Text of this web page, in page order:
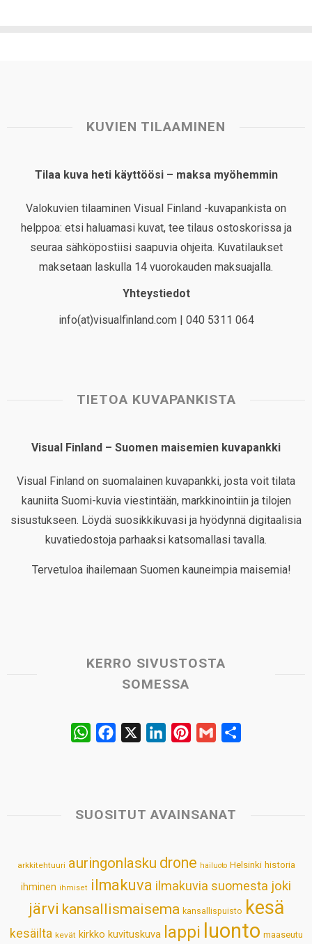
KUVIEN TILAAMINEN
Tilaa kuva heti käyttöösi – maksa myöhemmin
Valokuvien tilaaminen Visual Finland -kuvapankista on
helppoa: etsi haluamasi kuvat, tee tilaus ostoskorissa ja
seuraa sähköpostiisi saapuvia ohjeita. Kuvatilaukset
maksetaan laskulla 14 vuorokauden maksuajalla.
Yhteystiedot
info(at)visualfinland.com | 040 5311 064
TIETOA KUVAPANKISTA
Visual Finland – Suomen maisemien kuvapankki
Visual Finland on suomalainen kuvapankki, josta voit tilata
kauniita Suomi-kuvia viestintään, markkinointiin ja tilojen
sisustukseen. Löydä suosikkikuvasi ja hyödynnä digitaalisia
kuvatiedostoja parhaaksi katsomallasi tavalla.
Tervetuloa ihailemaan Suomen kauneimpia maisemia!
KERRO SIVUSTOSTA
SOMESSA
W
s
p
b
k
e
n
e
s
t
l
SUOSITUT AVAINSANAT
arkkitehtuuri auringonlasku drone hailuoto Helsinki historia
ihminen ihmiset ilmakuva ilmakuvia suomesta joki
järvi kansallismaisema kansallispuisto kesä
kesäilta kevät kirkko kuvituskuva lappi luonto maaseutu